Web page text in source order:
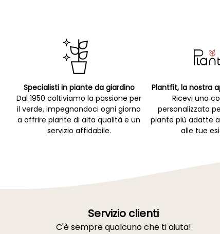
Specialisti in piante da giardino
Dal 1950 coltiviamo la passione per
il verde, impegnandoci ogni giorno
a offrire piante di alta qualità e un
servizio affidabile.
Plantfit, la nostra
Ricevi una
personalizzata
piante più adatte
alle tue
Servizio clienti
C'è sempre qualcuno che ti aiuta!